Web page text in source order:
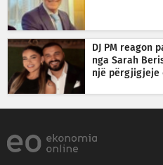
DJ PM reagon
nga Sarah
një përgjigjeje